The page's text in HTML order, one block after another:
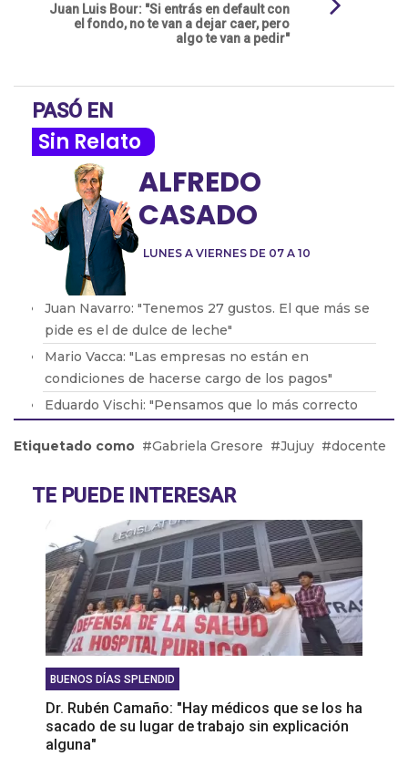
Juan Luis Bour: "Si entrás en default con
el fondo, no te van a dejar caer, pero
algo te van a pedir"
PASÓ EN
Sin Relato
LUNES A VIERNES DE 07 A 10
ALFREDO
CASADO
Juan Navarro: "Tenemos 27 gustos. El que más se
pide es el de dulce de leche"
Mario Vacca: "Las empresas no están en
condiciones de hacerse cargo de los pagos"
Eduardo Vischi: "Pensamos que lo más correcto
Lic. Eduardo Lavorato: "Que los padres consuman
Pablo González: "La situación en Acindar está
tensa"
Etiquetado como Gabriela Gresore Jujuy docente
TE PUEDE INTERESAR
BUENOS DÍAS SPLENDID
Dr. Rubén Camaño: "Hay médicos que se los ha
sacado de su lugar de trabajo sin explicación
alguna"